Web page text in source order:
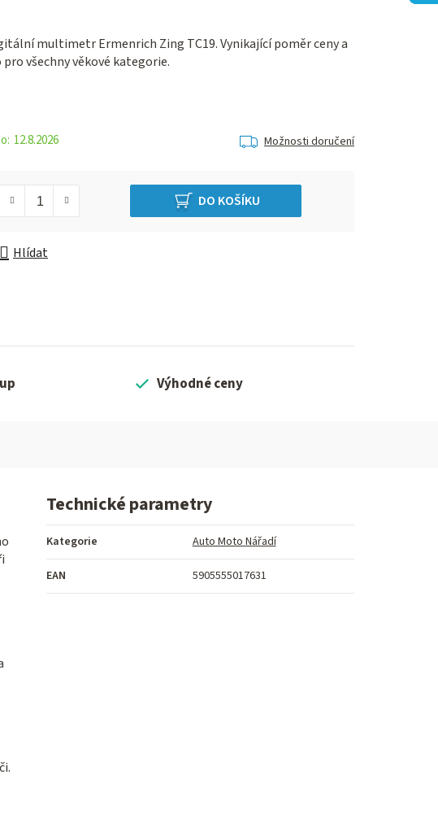
multimetr Ermenrich Zing TC19. Vynikající poměr ceny a
všechny věkové kategorie.
12.8.2026 Možnosti doručení
DO KOŠÍKU
Hlídat
Výhodné ceny
Technické parametry
Kategorie Auto Moto Nářadí
EAN 5905555017631